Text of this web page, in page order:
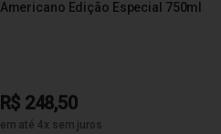
Americano Edição Especial 750ml
R$ 248,50
em até 4x sem juros